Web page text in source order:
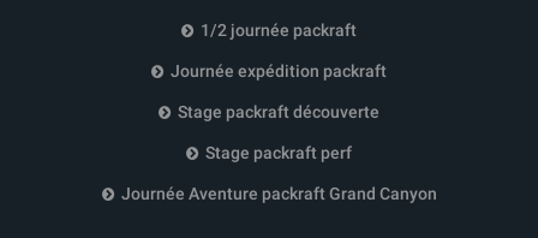
1/2 journée packraft
Journée expédition packraft
Stage packraft découverte
Stage packraft perf
Journée Aventure packraft Grand Canyon